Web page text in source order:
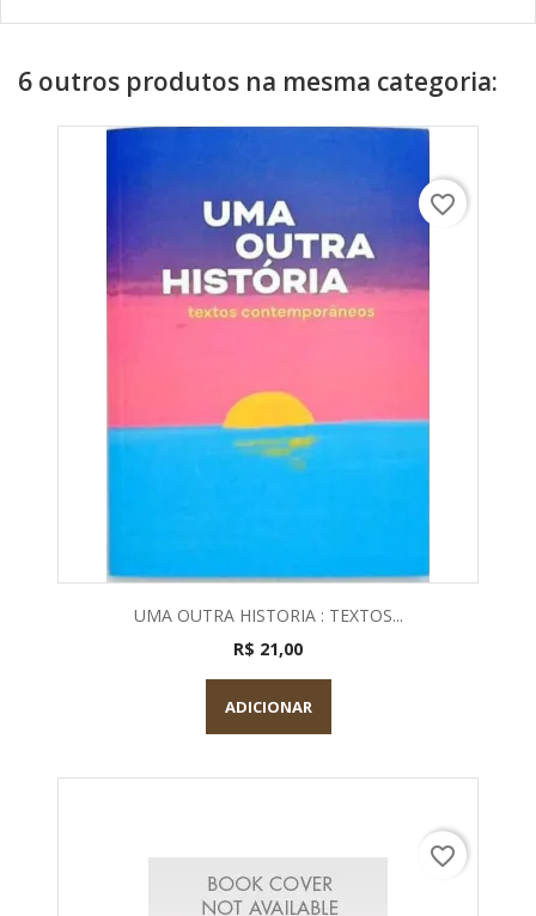
6 outros produtos na mesma categoria:
UMA OUTRA HISTORIA : TEXTOS...
R$ 21,00
ADICIONAR
favorite_border
favorite_border